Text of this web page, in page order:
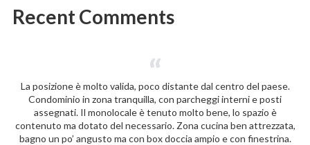
Recent Comments
La posizione è molto valida, poco distante dal centro del paese.
Condominio in zona tranquilla, con parcheggi interni e posti
assegnati. Il monolocale è tenuto molto bene, lo spazio è
contenuto ma dotato del necessario. Zona cucina ben attrezzata,
bagno un po’ angusto ma con box doccia ampio e con finestrina.